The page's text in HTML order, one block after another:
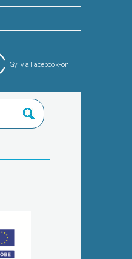
GyTv a Facebook-on